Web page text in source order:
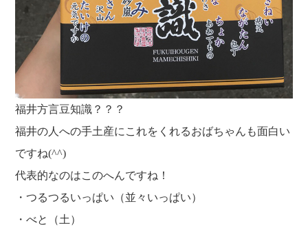
福井方言豆知識？？？
福井の人への手土産にこれをくれるおばちゃんも面白い
ですね(^^)
代表的なのはこのへんですね！
・つるつるいっぱい（並々いっぱい）
・べと（土）